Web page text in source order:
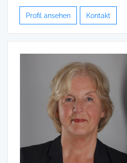
Profil ansehen Kontakt